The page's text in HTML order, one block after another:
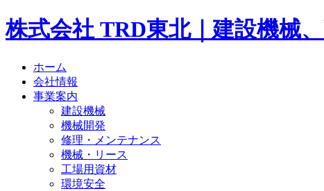
株式会社 TRD東北｜建設機械
ホーム
会社情報
事業案内
建設機械
機械開発
修理・メンテナンス
機械・リース
工場用資材
環境安全